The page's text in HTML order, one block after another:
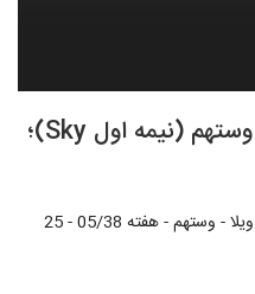
فول مچ بازی استون ویلا - وستهم (نیمه اول Sky)؛
لیگ برتر انگلیس - فول مچ بازی استون ویلا - وستهم - هفته 05/38 - 25